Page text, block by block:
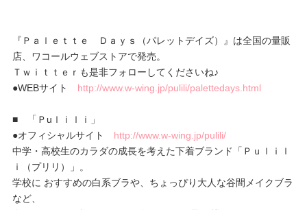
『Ｐａｌｅｔｔｅ Ｄａｙｓ（パレットデイズ）』は全国の量販
店、ワコールウェブストアで発売。
Ｔｗｉｔｔｅｒも是非フォローしてくださいね♪
●WEBサイト http://www.w-wing.jp/pulili/palettedays.html
■ 「Ｐuｌｉｌｉ」
●オフィシャルサイト http://www.w-wing.jp/pulili/
中学・高校生のカラダの成長を考えた下着ブランド「Ｐｕｌｉｌ
ｉ（プリリ）」。
学校に おすすめの白系ブラや、ちょっぴり大人な谷間メイクブラ
など、